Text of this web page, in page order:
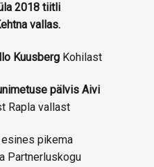
2018 tiitli
vallas.
Kuusberg Kohilast
pälvis Aivi
Rapla vallast
pikema
Partnerluskogu